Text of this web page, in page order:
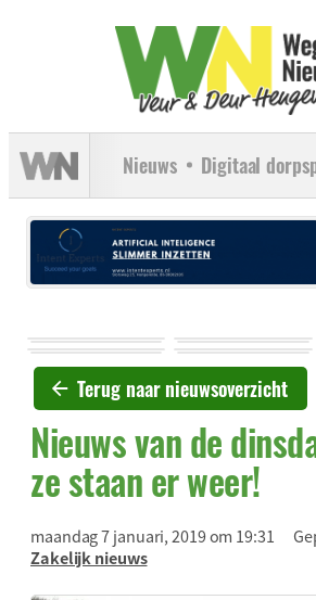
Nieuws Digitaal
Terug naar nieuwsoverzicht
Nieuws van de
ze staan er weer!
maandag 7 januari, 2019 om 19:31
Zakelijk nieuws